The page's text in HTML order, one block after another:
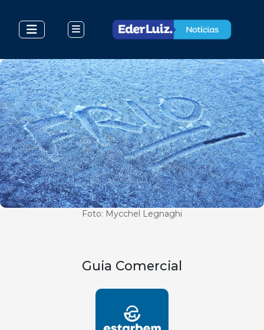
Foto: Mycchel Legnaghi
Guia Comercial